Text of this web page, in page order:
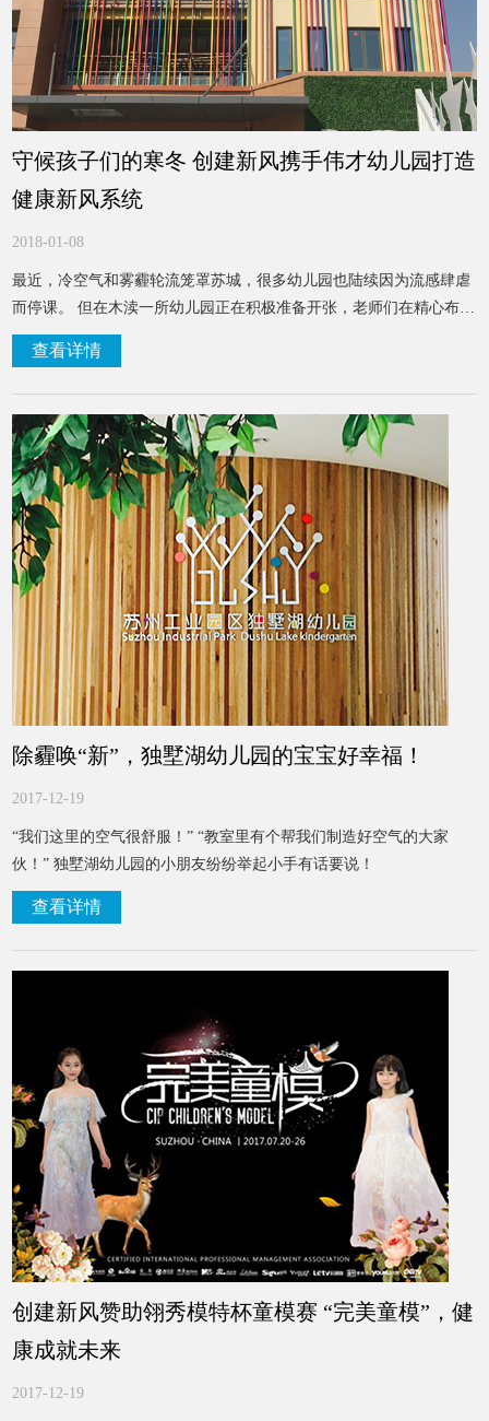
守候孩子们的寒冬 创建新风携手伟才幼儿园打造
健康新风系统
2018-01-08
最近，冷空气和雾霾轮流笼罩苏城，很多幼儿园也陆续因为流感肆虐
而停课。 但在木渎一所幼儿园正在积极准备开张，老师们在精心布置
教室，教室里面的空气非常清新，正在以安全、健康的呼吸环境迎接
孩子们的到来。
查看详情
​除霾唤“新”，独墅湖幼儿园的宝宝好幸福！
2017-12-19
“我们这里的空气很舒服！” “教室里有个帮我们制造好空气的大家
伙！” 独墅湖幼儿园的小朋友纷纷举起小手有话要说！
查看详情
创建新风赞助翎秀模特杯童模赛 “完美童模”，健
康成就未来
2017-12-19